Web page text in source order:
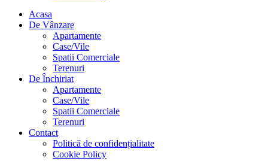
Acasa
De Vânzare
Apartamente
Case/Vile
Spatii Comerciale
Terenuri
De Închiriat
Apartamente
Case/Vile
Spatii Comerciale
Terenuri
Contact
Politică de confidențialitate
Cookie Policy